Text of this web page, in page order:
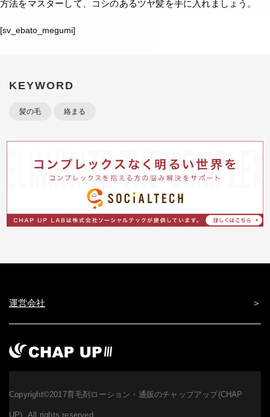
方法をマスターして、コシのあるツヤ髪を手に入れましょう。
[sv_ebato_megumi]
KEYWORD
髪の毛 絡まる
運営会社
Copyright©2017育毛剤ローション・通販のチャップアップ(CHAP
UP). All rights reserved.